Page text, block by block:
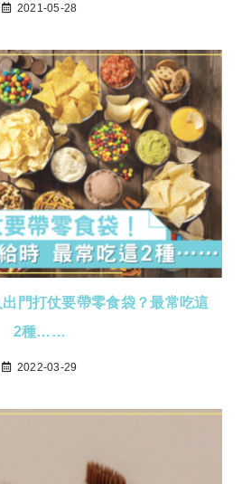
2021-05-28
出門打仗要帶零食袋？最常吃這
2種……
2022-03-29